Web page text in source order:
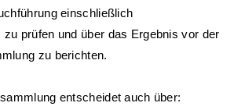
einschließlich
prüfen und über das Ergebnis vor der
zu berichten.
entscheidet auch über: